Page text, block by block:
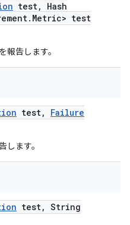
test,
Hash
. Metric> test
報告します。
test,
Failure
します。
test, String